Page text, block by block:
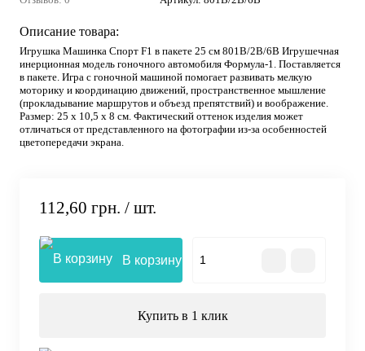
Описание товара:
Игрушка Машинка Спорт F1 в пакете 25 см 801В/2В/6В Игрушечная
инерционная модель гоночного автомобиля Формула-1. Поставляется
в пакете. Игра с гоночной машиной помогает развивать мелкую
моторику и координацию движений, пространственное мышление
(прокладывание маршрутов и объезд препятствий) и воображение.
Размер: 25 х 10,5 х 8 см. Фактический оттенок изделия может
отличаться от представленного на фотографии из-за особенностей
цветопередачи экрана.
112,60 грн. / шт.
В корзину
Купить в 1 клик